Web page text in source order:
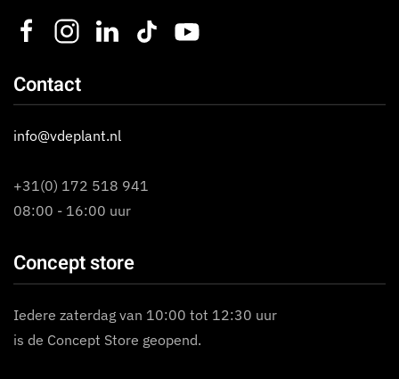
Contact
info@vdeplant.nl
+31(0) 172 518 941
08:00 - 16:00 uur
Concept store
Iedere zaterdag van 10:00 tot 12:30 uur
is de Concept Store geopend.